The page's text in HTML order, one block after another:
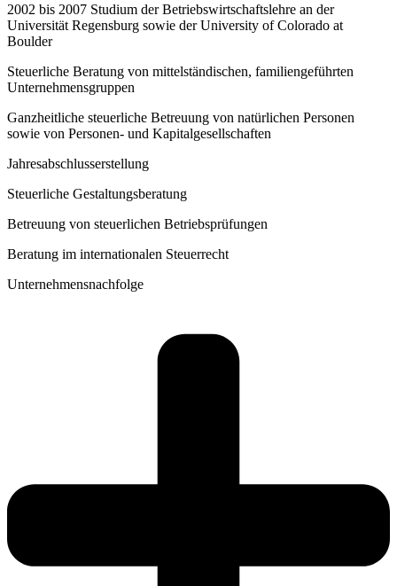
2002 bis 2007 Studium der Betriebswirtschaftslehre an der
Universität Regensburg sowie der University of Colorado at
Boulder
Steuerliche Beratung von mittelständischen, familiengeführten
Unternehmensgruppen
Ganzheitliche steuerliche Betreuung von natürlichen Personen
sowie von Personen- und Kapitalgesellschaften
Jahresabschlusserstellung
Steuerliche Gestaltungsberatung
Betreuung von steuerlichen Betriebsprüfungen
Beratung im internationalen Steuerrecht
Unternehmensnachfolge